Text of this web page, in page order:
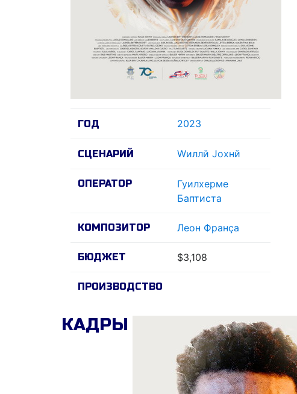
ГОД 2023
СЦЕНАРИЙ Wиллй Jохнй
ОПЕРАТОР
Гуилхерме
Баптиста
КОМПОЗИТОР Леон Франçа
БЮДЖЕТ $3,108
ПРОИЗВОДСТВО
КАДРЫ